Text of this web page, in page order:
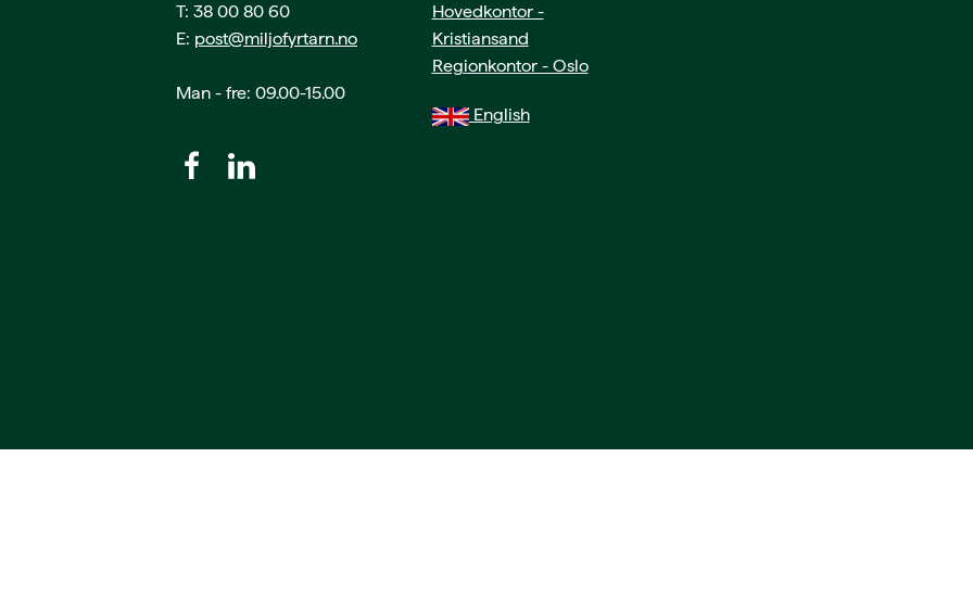
T: 38 00 80 60
E: post@miljofyrtarn.no
Man - fre: 09.00-15.00
Hovedkontor -
Kristiansand
Regionkontor - Oslo
English